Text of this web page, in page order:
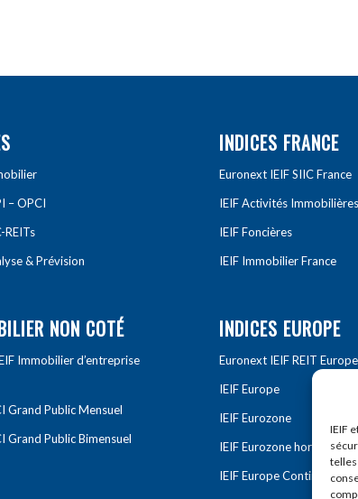
IEIF
telles
– OPCI
REITs
& Prévision
NON COTÉ
Immobilier d’entreprise
Grand Public Mensuel
Grand Public Bimensuel
INDICES FRANCE
Euronext IEIF SIIC France
IEIF Activités Immobilières
IEIF Foncières
IEIF Immobilier France
INDICES EUROPE
Euronext IEIF REIT Europe
IEIF Europe
IEIF Eurozone
IEIF Eurozone hors France
IEIF Europe Continentale